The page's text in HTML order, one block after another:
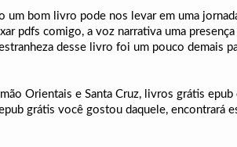
bom livro pode nos levar em uma
pdfs comigo, a voz narrativa uma
desse livro foi um pouco demais
Orientais e Santa Cruz, livros grátis
epub grátis você gostou daquele,